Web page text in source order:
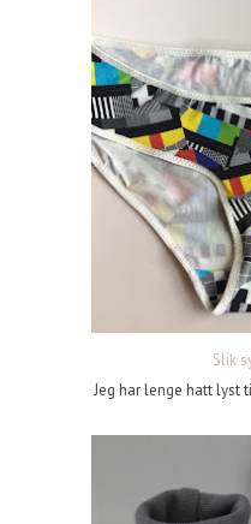
Slik
Jeg har lenge hatt lyst